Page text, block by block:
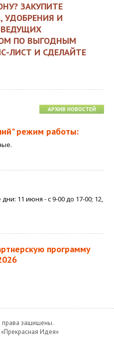
ЗАКУПИТЕ
УДОБРЕНИЯ И
ПО ВЫГОДНЫМ
ЛИСТ И СДЕЛАЙТЕ
АРХИВ НОВОСТЕЙ
режим работы:
11 июня - с 9-00 до 17-00; 12,
программу
права защищены.
Идея»